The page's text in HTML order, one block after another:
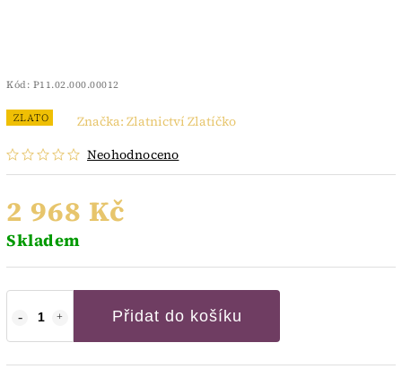
Kód: P11.02.000.00012
ZLATO
Neohodnoceno
Značka: Zlatnictví Zlatíčko
2 968 Kč
Skladem
Přidat do košíku